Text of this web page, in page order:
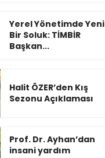
Yerel Yönetimde Yeni
Bir Soluk: TİMBİR
Başkan...
Halit ÖZER’den Kış
Sezonu Açıklaması
Prof. Dr. Ayhan’dan
insani yardım